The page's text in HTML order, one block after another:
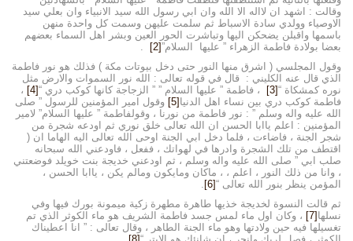
وقالت : اشهد ان لااله الا الله وان ابي رسول الله سيد الانبياء وان بعلي سيد
الاوصياء وولدي سادة الاسباط ثم سلمت عليهن وسمت كل واحدة منهن
باسمها واقبلن يضحكن اليها وتباشرت الحور العين وبشر اهل السماء بعضهم
بعضا بولادة فاطمة الزهراء ” عليها السلام”[2]
.
وقول المجلسي ( اشرق منها النور حتى دخل بيوتات مكة ) فذلك هو نور فاطمة
الذي قال عنه الكليني : قال في قوله تعالى : الله نور السموات والارض مثل
نوره كمشكاة “[3] ، فاطمة ” عليها السلام ” ” الزجاجة كانها كوكب دري “[4]
،
فاطمة كوكب دري بين نساء اهل الدنيا [5]
وقول امير المؤمنين للرسول ” صلى
الله عليه واله وسلم ” : نور فاطمة من نورنا ، وقولفاطمة ” عليها السلام” لامير
المؤمنين : اعلم ياابا الحسن ان الله تعالى خلق نوري ثم اودعه شجرة من
شجر الجنة ، فاضاءت ، فلما دخل ابي الجنة اوحى الله تعالى اليه الهاما ان (
اقتطف من تلك الشجرة وادرها في لهواتك ، ففعل ، فاودعني الله سبحانه
صلب ابي ” صلى الله عليه واله وسلم ، ثم اودعني خديجة بنت خويلد فوضعتني
، وانا من ذلك النور ، اعلم ، ، ماكان ومايكون ومالم يكن ، ياابا الحسن ،
المؤمن ينظر بنور الله تعالى “[6]
.
ثم قالت النسوة لخديجة خذيها طاهرة مطهرة زكية ميمونة بورك فيها وفي
نسلها [7]
، وكان اول ماء لمس جسد فاطمة الشريف هو ماء الكوثر الذي تم
تغسيلها فيه حين ولادتها وهو ماء الجنة الطاهر ، وقال تعالى : ” انا اعطيناك